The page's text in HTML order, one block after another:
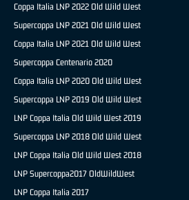
Coppa Italia LNP 2022 Old Wild West
Supercoppa LNP 2021 Old Wild West
Coppa Italia LNP 2021 Old Wild West
Supercoppa Centenario 2020
Coppa Italia LNP 2020 Old Wild West
Supercoppa LNP 2019 Old Wild West
LNP Coppa Italia Old Wild West 2019
Supercoppa LNP 2018 Old Wild West
LNP Coppa Italia Old Wild West 2018
LNP Supercoppa2017 OldWildWest
LNP Coppa Italia 2017